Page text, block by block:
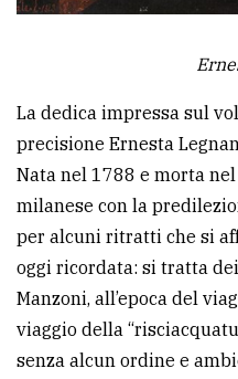
La dedica impressa sul
precisione Ernesta
Nata nel 1788 e morta
milanese con la
per alcuni ritratti che si
oggi ricordata: si tratta
Manzoni, all’epoca del
viaggio della
senza alcun ordine e